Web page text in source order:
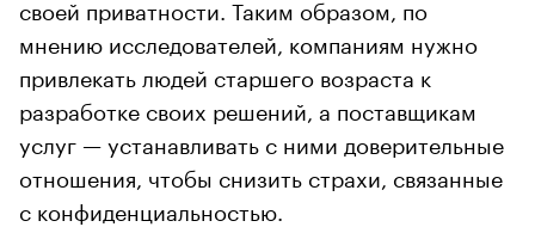
своей приватности. Таким образом, по
мнению исследователей, компаниям нужно
привлекать людей старшего возраста к
разработке своих решений, а поставщикам
услуг — устанавливать с ними доверительные
отношения, чтобы снизить страхи, связанные
с конфиденциальностью.